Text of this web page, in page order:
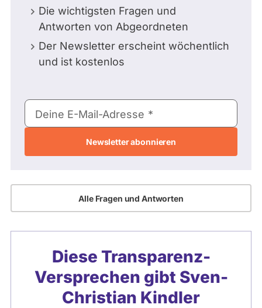
Die wichtigsten Fragen und
Antworten von Abgeordneten
Der Newsletter erscheint wöchentlich
und ist kostenlos
E-
Mail-
Deine E-Mail-Adresse
Alle Fragen und Antworten
Diese Transparenz-
Versprechen gibt Sven-
Christian Kindler